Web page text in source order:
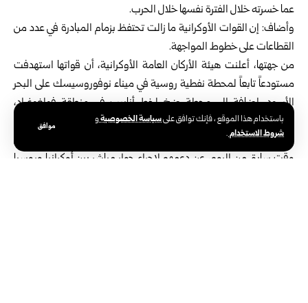
باستخدام هذا الموقع ، فإنك توافق علىسياسة الخصوصيةو
شروط الاستخدام.
موافق
عما خسرته خلال الفترة نفسها خلال الحرب.
وأضاف: إن القوات الأوكرانية ما زالت تحتفظ بزمام المبادرة في عدد من
القطاعات على خطوط المواجهة.
من جهتها، أعلنت هيئة الأركان العامة الأوكرانية، أن قواتها استهدفت
مستودعاً تابعاً لمحطة نفطية روسية في ميناء نوفوروسيسك على البحر
الأسود، إضافة إلى محطة ضخ لخط أنابيب في منطقة فولغوغراد،
مشيرةً إلى اندلاع حرائق في الموقعين.
يشار إلى أن قادة بريطانيا وفرنسا وألمانيا، “الترويكا الأوروبية”، عبروا في
وقت سابق من اليوم، عن ‏دعمهم لإجراء حوار مباشر بين أوكرانيا وروسيا